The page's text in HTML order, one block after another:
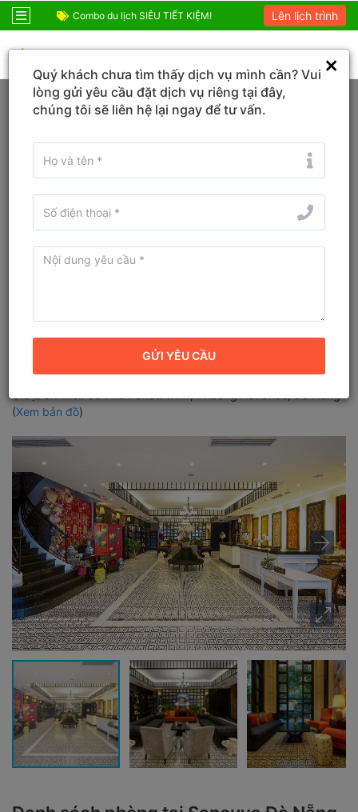
Combo Phú Quốc Giá Cực Sốc Combo du lịch
Lên lịch trình
0931 666 900
Trang chủ Đà Nẵng Hải Châu
Khách sạn Sanouva Đà Nẵng
Khách sạn Đánh giá 9.5
68 Phan Châu Trinh, Phường Hải Châu I, Quận Hải
(Xem bản đồ)
Danh sách phòng tại Sanouva Đà Nẵng
Quý khách chưa tìm thấy dịch vụ mình cần? Vui
lòng gửi yêu cầu đặt dịch vụ riêng tại đây,
chúng tôi sẽ liên hệ lại ngay để tư vấn.